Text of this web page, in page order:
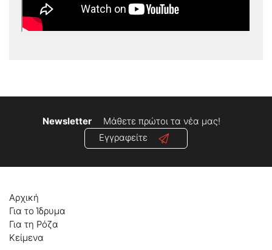
Newsletter
Μάθετε πρώτοι τα νέα μας!
Εγγραφείτε
Αρχική
Για το Ίδρυμα
Για τη Ρόζα
Κείμενα